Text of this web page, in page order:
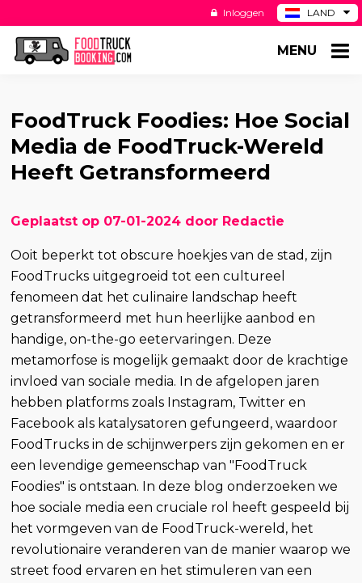
LAND
DE
Inloggen
MENU
FoodTruck Foodies: Hoe Social
Media de FoodTruck-Wereld
Heeft Getransformeerd
Geplaatst op 07-01-2024 door Redactie
Ooit beperkt tot obscure hoekjes van de stad, zijn
FoodTrucks uitgegroeid tot een cultureel
fenomeen dat het culinaire landschap heeft
getransformeerd met hun heerlijke aanbod en
handige, on-the-go eetervaringen. Deze
metamorfose is mogelijk gemaakt door de krachtige
invloed van sociale media. In de afgelopen jaren
hebben platforms zoals Instagram, Twitter en
Facebook als katalysatoren gefungeerd, waardoor
FoodTrucks in de schijnwerpers zijn gekomen en er
een levendige gemeenschap van "FoodTruck
Foodies" is ontstaan. In deze blog onderzoeken we
hoe sociale media een cruciale rol heeft gespeeld bij
het vormgeven van de FoodTruck-wereld, het
revolutionaire veranderen van de manier waarop we
street food ervaren en het stimuleren van een